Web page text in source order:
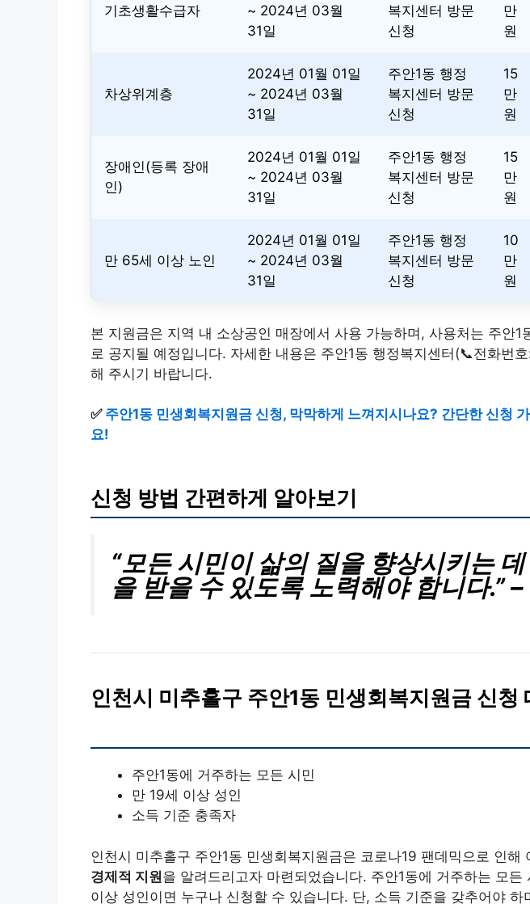
기초생활수급자
~ 2024년 03월
31일
복지센터 방문
신청
만
원
차상위계층
2024년 01월 01일
~ 2024년 03월
31일
주안1동 행정
복지센터 방문
신청
15
만
원
장애인(등록 장애
인)
2024년 01월 01일
~ 2024년 03월
31일
주안1동 행정
복지센터 방문
신청
15
만
원
만 65세 이상 노인
2024년 01월 01일
~ 2024년 03월
31일
주안1동 행정
복지센터 방문
신청
10
만
원
본 지원금은 지역 내 소상공인 매장에서 사용 가능하며, 사용처는 주안1
로 공지될 예정입니다. 자세한 내용은 주안1동 행정복지센터(📞전화번
해 주시기 바랍니다.
✅ 주안1동 민생회복지원금 신청, 막막하게 느껴지시나요? 간단한 신청
요!
신청 방법 간편하게 알아보기
“모든 시민이 삶의 질을 향상시키는
을 받을 수 있도록 노력해야 합니다.”
인천시 미추홀구 주안1동 민생회복지원금 신청
주안1동에 거주하는 모든 시민
만 19세 이상 성인
소득 기준 충족자
인천시 미추홀구 주안1동 민생회복지원금은 코로나19 팬데믹으로 인해
경제적 지원을 알려드리고자 마련되었습니다. 주안1동에 거주하는 모든
이상 성인이면 누구나 신청할 수 있습니다. 단, 소득 기준을 갖추어야 하